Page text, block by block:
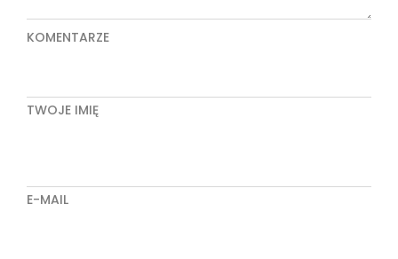
KOMENTARZE
TWOJE IMIĘ
E-MAIL